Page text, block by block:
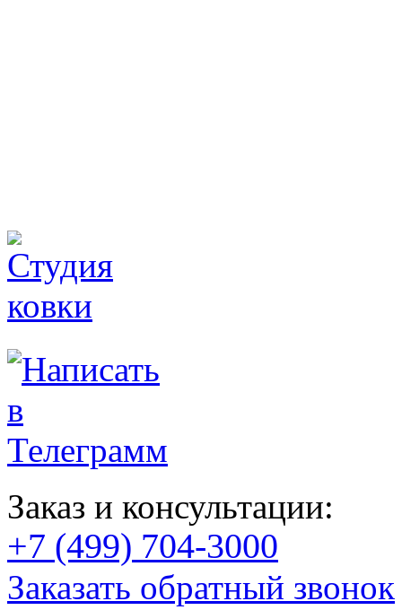
Заказ и консультации:
+7 (499) 704-3000
Заказать обратный звонок